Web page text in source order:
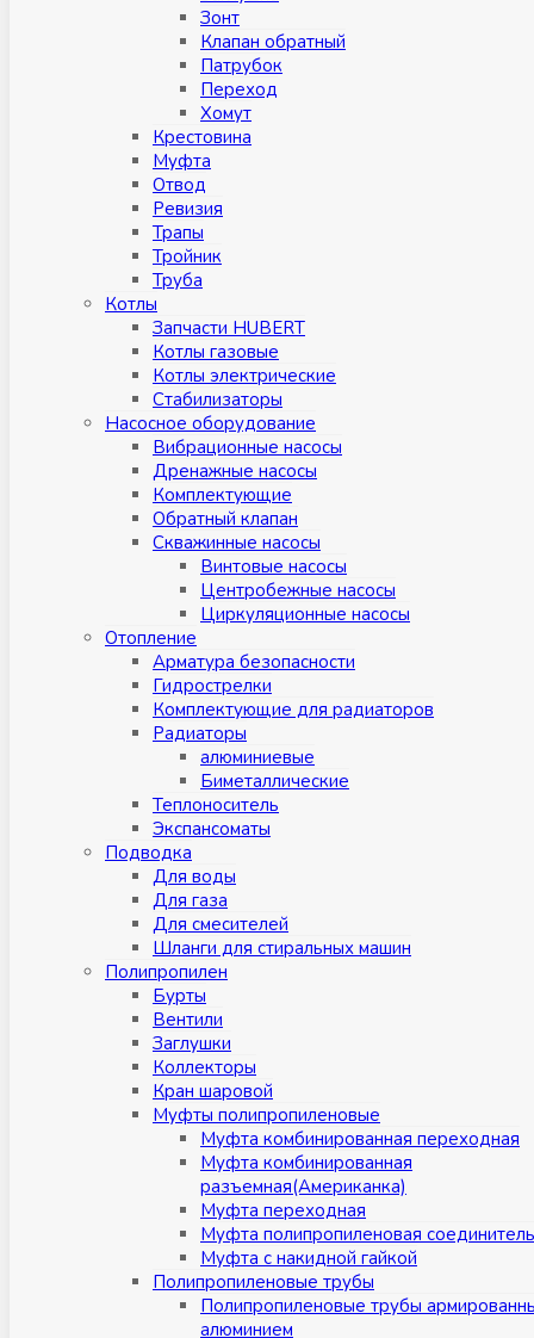
Зонт
Клапан обратный
Патрубок
Переход
Хомут
Крестовина
Муфтa
Отвод
Ревизия
Трапы
Тройник
Труба
Котлы
Запчасти HUBERT
Котлы газовые
Котлы электрические
Стабилизаторы
Насосное оборудование
Вибрационные насосы
Дренажные насосы
Комплектующие
Обратный клапан
Скважинные насосы
Винтовые насосы
Центробежные насосы
Циркуляционные насосы
Отопление
Арматура безопасности
Гидрострелки
Комплектующие для радиаторов
Радиаторы
алюминиевые
Биметаллические
Теплоноситель
Экспансоматы
Подводка
Для воды
Для газа
Для смесителей
Шланги для стиральных машин
Полипропилен
Бурты
Вентили
Заглушки
Коллекторы
Кран шаровой
Муфты полипропиленовые
Муфта комбинированная переходная
Муфта комбинированная
разъемная(Американка)
Муфта переходная
Муфта полипропиленовая
Муфта с накидной гайкой
Полипропиленовые трубы
Полипропиленовые трубы
алюминием